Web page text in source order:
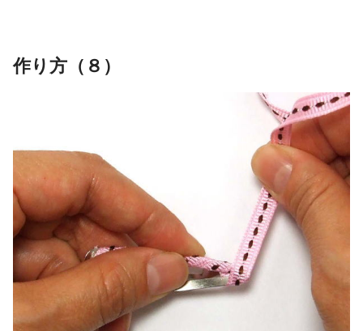
作り方（８）